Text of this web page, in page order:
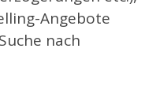
Angebote
nach